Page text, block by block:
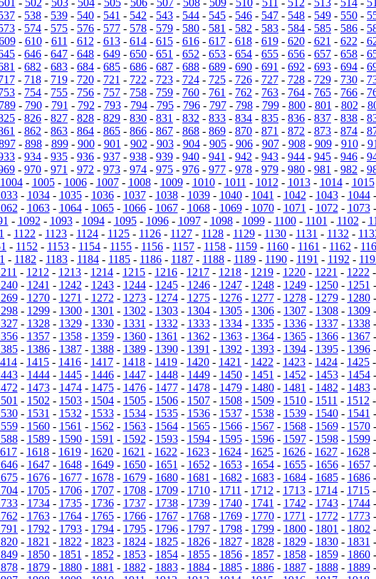
- 538 - 539 - 540 - 541 - 542 - 543 - 544 - 545 - 546 - 547 - 548 - 549 - 550 -
- 574 - 575 - 576 - 577 - 578 - 579 - 580 - 581 - 582 - 583 - 584 - 585 - 586 -
- 610- 611 - 612 - 613- 614- 615- 616- 617- 618- 619- 620- 621 - 622 -
- 646 - 647 - 648 - 649 - 650 - 651 - 652 - 653 - 654 - 655 - 656 - 657 - 658 -
- 682 - 683 - 684 - 685 - 686 - 687 - 688 - 689 - 690 - 691 - 692 - 693 - 694 -
- 718- 719- 720- 721 - 722 - 723- 724- 725- 726- 727- 728- 729- 730-
- 754 - 755 - 756 - 757 - 758 - 759 - 760 - 761 - 762 - 763 - 764 - 765 - 766 -
789- 790- 791 - 792 - 793- 794- 795- 796- 797- 798- 799- 800- 801 - 802 -
- 826 - 827 - 828 - 829 - 830 - 831 - 832 - 833 - 834 - 835 - 836 - 837 - 838 -
- 862 - 863 - 864 - 865 - 866 - 867 - 868 - 869 - 870 - 871 - 872 - 873 - 874 -
- 898- 899- 900- 901 - 902 - 903- 904- 905- 906- 907- 908- 909- 910-
- 934 - 935 - 936 - 937 - 938 - 939 - 940 - 941 - 942 - 943 - 944 - 945 - 946 -
- 970 - 971 - 972 - 973 - 974 - 975 - 976 - 977 - 978 - 979 - 980 - 981 - 982 -
1004- 1005- 1006- 1007- 1008- 1009- 1010- 1011 - 1012 - 1013- 1014- 1015
- 1034- 1035- 1036- 1037- 1038- 1039- 1040- 1041 - 1042 - 1043- 1044-
- 1063- 1064- 1065- 1066- 1067- 1068- 1069- 1070- 1071 - 1072 - 1073-
- 1092 - 1093- 1094- 1095- 1096- 1097- 1098- 1099- 1100- 1101 - 1102 -
- 1122 - 1123 - 1124 - 1125 - 1126 - 1127 - 1128 - 1129 - 1130 - 1131 - 1132 -
- 1152 - 1153 - 1154 - 1155 - 1156 - 1157 - 1158 - 1159 - 1160 - 1161 - 1162 -
- 1182 - 1183 - 1184 - 1185 - 1186 - 1187 - 1188 - 1189 - 1190 - 1191 - 1192 -
- 1212 - 1213 - 1214 - 1215 - 1216 - 1217 - 1218 - 1219 - 1220 - 1221 - 1222 -
- 1241 - 1242 - 1243- 1244- 1245- 1246- 1247- 1248- 1249- 1250- 1251 -
- 1270- 1271 - 1272 - 1273- 1274- 1275- 1276- 1277- 1278- 1279- 1280-
- 1299 - 1300 - 1301 - 1302 - 1303 - 1304 - 1305 - 1306 - 1307 - 1308 - 1309 -
- 1328- 1329- 1330- 1331 - 1332 - 1333- 1334- 1335- 1336- 1337- 1338-
- 1357- 1358- 1359- 1360- 1361 - 1362 - 1363- 1364- 1365- 1366- 1367-
- 1386- 1387- 1388- 1389- 1390- 1391 - 1392 - 1393- 1394- 1395- 1396-
- 1415 - 1416 - 1417 - 1418 - 1419 - 1420 - 1421 - 1422 - 1423 - 1424 - 1425 -
- 1444- 1445- 1446- 1447- 1448- 1449- 1450- 1451 - 1452 - 1453- 1454-
- 1473- 1474- 1475- 1476- 1477- 1478- 1479- 1480- 1481 - 1482 - 1483-
- 1502 - 1503 - 1504 - 1505 - 1506 - 1507 - 1508 - 1509 - 1510 - 1511 - 1512 -
- 1531 - 1532 - 1533- 1534- 1535- 1536- 1537- 1538- 1539- 1540- 1541 -
- 1560- 1561 - 1562 - 1563- 1564- 1565- 1566- 1567- 1568- 1569- 1570-
- 1589- 1590- 1591 - 1592 - 1593- 1594- 1595- 1596- 1597- 1598- 1599-
- 1618 - 1619 - 1620 - 1621 - 1622 - 1623 - 1624 - 1625 - 1626 - 1627 - 1628 -
- 1647- 1648- 1649- 1650- 1651 - 1652 - 1653- 1654- 1655- 1656- 1657-
- 1676- 1677- 1678- 1679- 1680- 1681 - 1682 - 1683- 1684- 1685- 1686-
- 1705 - 1706 - 1707 - 1708 - 1709 - 1710 - 1711 - 1712 - 1713 - 1714 - 1715 -
- 1734- 1735- 1736- 1737- 1738- 1739- 1740- 1741 - 1742 - 1743- 1744-
- 1763- 1764- 1765- 1766- 1767- 1768- 1769- 1770- 1771 - 1772 - 1773-
- 1792 - 1793 - 1794 - 1795 - 1796 - 1797 - 1798 - 1799 - 1800 - 1801 - 1802 -
- 1821 - 1822 - 1823- 1824- 1825- 1826- 1827- 1828- 1829- 1830- 1831 -
- 1850- 1851 - 1852 - 1853- 1854- 1855- 1856- 1857- 1858- 1859- 1860-
- 1879- 1880- 1881 - 1882 - 1883- 1884- 1885- 1886- 1887- 1888- 1889-